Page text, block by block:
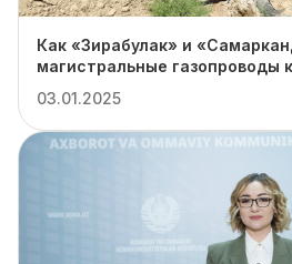
Как «Зирабулак» и
магистральные газопроводы
03.01.2025